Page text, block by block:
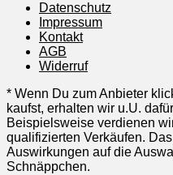
Datenschutz
Impressum
Kontakt
AGB
Widerruf
* Wenn Du zum Anbieter
kaufst, erhalten wir u.U.
Beispielsweise verdienen
qualifizierten Verkäufen.
Auswirkungen auf die
Schnäppchen.